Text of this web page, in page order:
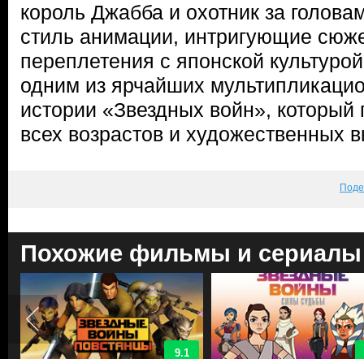
король Джабба и охотник за
стиль анимации, интригующие
переплетения с японской
одним из ярчайших
истории «Звездных войн», который
всех возрастов и художественных
Похожие фильмы и сериалы
9.1